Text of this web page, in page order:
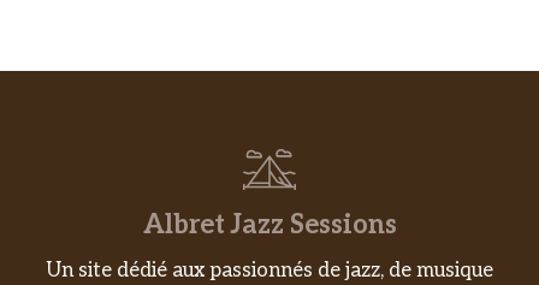
Albret Jazz Sessions
Un site dédié aux passionnés de jazz, de musique